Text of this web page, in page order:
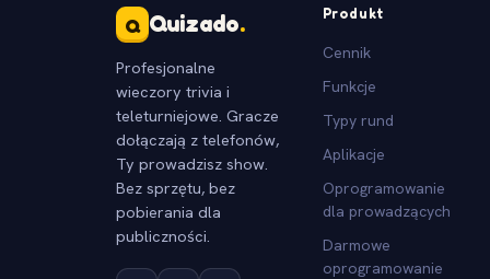
Q Quizado.
Profesjonalne
wieczory trivia i
teleturniejowe. Gracze
dołączają z telefonów,
Ty prowadzisz show.
Bez sprzętu, bez
pobierania dla
publiczności.
Produkt
Cennik
Funkcje
Typy rund
Aplikacje
Oprogramowanie
dla prowadzących
Darmowe
oprogramowanie